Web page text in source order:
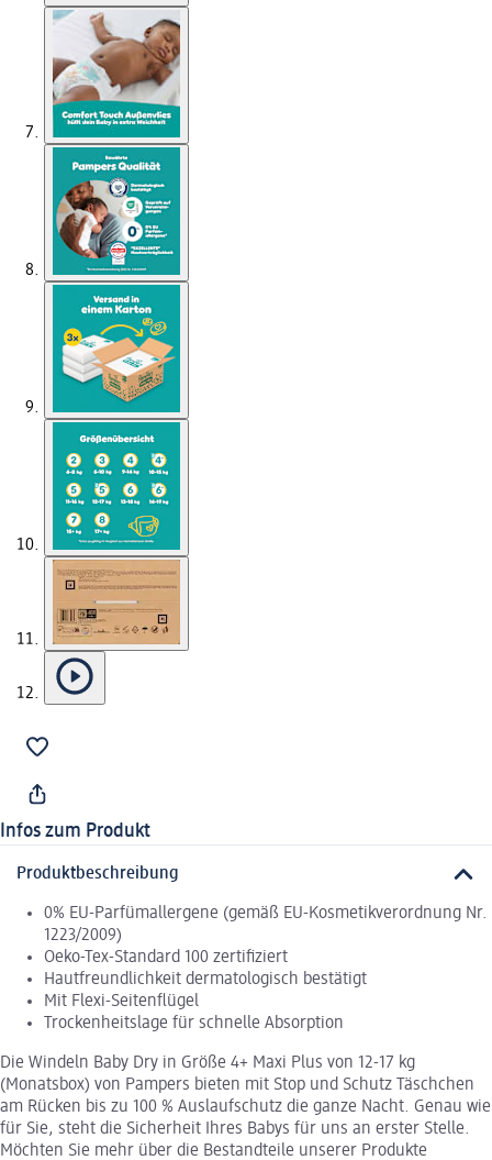
Infos zum Produkt
Produktbeschreibung
0% EU-Parfümallergene (gemäß EU-Kosmetikverordnung Nr.
1223/2009)
Oeko-Tex-Standard 100 zertifiziert
Hautfreundlichkeit dermatologisch bestätigt
Mit Flexi-Seitenflügel
Trockenheitslage für schnelle Absorption
Die Windeln Baby Dry in Größe 4+ Maxi Plus von 12-17 kg
(Monatsbox) von Pampers bieten mit Stop und Schutz Täschchen
am Rücken bis zu 100 % Auslaufschutz die ganze Nacht. Genau wie
für Sie, steht die Sicherheit Ihres Babys für uns an erster Stelle.
Möchten Sie mehr über die Bestandteile unserer Produkte